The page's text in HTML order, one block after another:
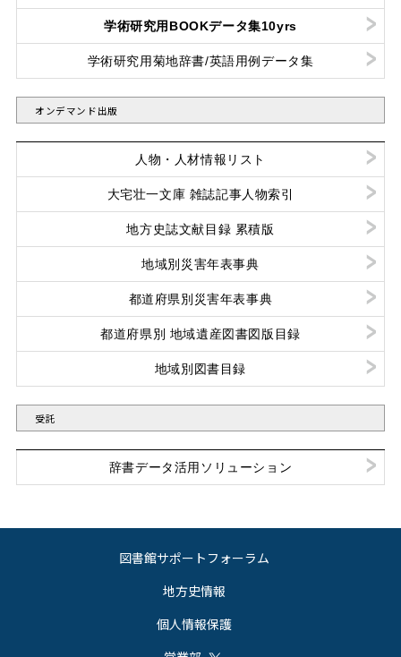
学術研究用BOOKデータ集10yrs
学術研究用菊地辞書/英語用例データ集
オンデマンド出版
人物・人材情報リスト
大宅壮一文庫 雑誌記事人物索引
地方史誌文献目録 累積版
地域別災害年表事典
都道府県別災害年表事典
都道府県別 地域遺産図書図版目録
地域別図書目録
受託
辞書データ活用ソリューション
図書館サポートフォーラム
地方史情報
個人情報保護